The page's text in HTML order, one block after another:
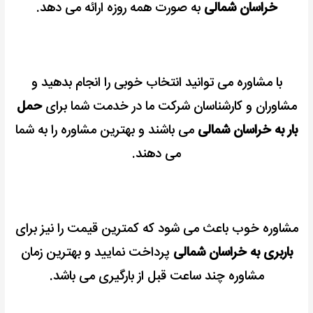
خراسان شمالی به صورت همه روزه ارائه می دهد.
با مشاوره می توانید انتخاب خوبی را انجام بدهید و
مشاوران و کارشناسان شرکت ما در خدمت شما برایحمل
بار به خراسان شمالی می باشند و بهترین مشاوره را به شما
می دهند.
مشاوره خوب باعث می شود که کمترین قیمت را نیز برای
باربری به خراسان شمالی پرداخت نمایید و بهترین زمان
مشاوره چند ساعت قبل از بارگیری می باشد.